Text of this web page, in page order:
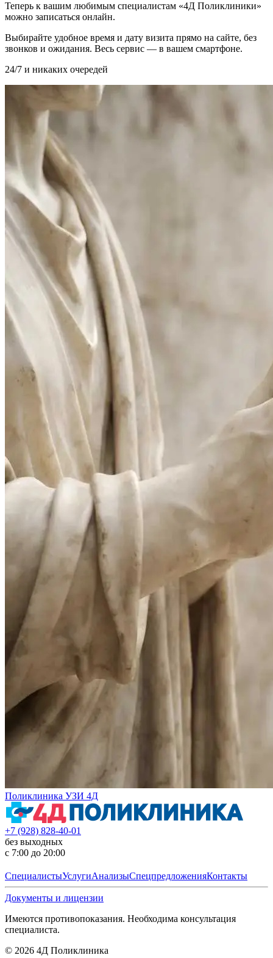
Теперь к вашим любимым специалистам «4Д Поликлиники»
можно записаться онлайн.
Выбирайте удобное время и дату визита прямо на сайте, без
звонков и ожидания. Весь сервис — в вашем смартфоне.
24/7 и никаких очередей
Поликлиника УЗИ 4Д
+7 (928) 828-40-01
без выходных
с 7:00 до 20:00
СпециалистыУслугиАнализыСпецпредложенияКонтакты
Документы и лицензии
Имеются противопоказания. Необходима консультация
специалиста.
© 2026 4Д Поликлиника